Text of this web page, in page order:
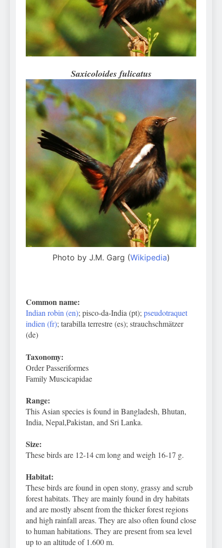
Can Bulldogs Play Fetch?
And How to Train Them!
7 Năm Ago
How Often Do I Need to
Groom My Bulldog
Saxicoloides fulicatus
Photo by J.M. Garg (Wikipedia)
Common name:
Indian robin (en); pisco-da-India (pt);pseudotraquet
indien (fr); tarabilla terrestre (es); strauchschmätzer
(de)
Taxonomy:
Order Passeriformes
Family Muscicapidae
Range:
This Asian species is found in Bangladesh, Bhutan,
India, Nepal,Pakistan, and Sri Lanka.
Size:
These birds are 12-14 cm long and weigh 16-17 g.
Habitat:
These birds are found in open stony, grassy and scrub
forest habitats. They are mainly found in dry habitats
and are mostly absent from the thicker forest regions
and high rainfall areas. They are also often found close
to human habitations. They are present from sea level
up to an altitude of 1.600 m.